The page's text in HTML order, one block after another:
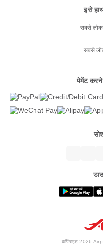
इसे
सबसे
सबसे
पेमेंट करने
कॉपीराइट 2026